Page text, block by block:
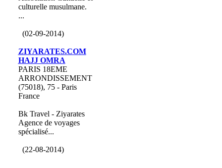
culturelle musulmane.
...
(02-09-2014)
ZIYARATES.COM
HAJJ OMRA
PARIS 18EME
ARRONDISSEMENT
(75018), 75 - Paris
France
Bk Travel - Ziyarates
Agence de voyages
spécialisé...
(22-08-2014)